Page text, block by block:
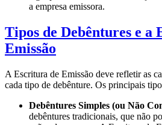
a empresa emissora.
Tipos de Debêntures e a
Emissão
A Escritura de Emissão deve refletir as
cada tipo de debênture. Os principais
Debêntures Simples (ou Não
debêntures tradicionais, que não